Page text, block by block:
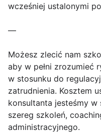
wcześniej ustalonymi
—
Możesz zlecić nam
aby w pełni zrozumieć
w stosunku do
zatrudnienia. Kosztem
konsultanta jesteśmy
szereg szkoleń,
administracyjnego.